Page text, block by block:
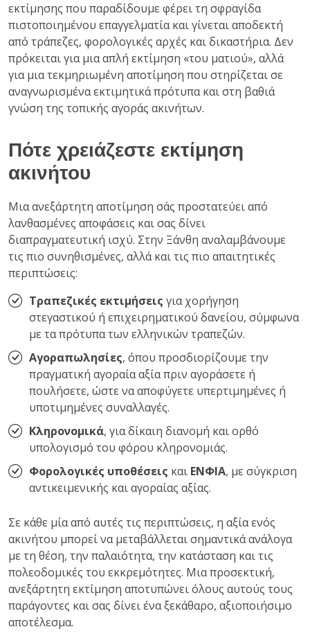
εκτίμησης που παραδίδουμε φέρει τη σφραγίδα
πιστοποιημένου επαγγελματία και γίνεται αποδεκτή
από τράπεζες, φορολογικές αρχές και δικαστήρια. Δεν
πρόκειται για μια απλή εκτίμηση «του ματιού», αλλά
για μια τεκμηριωμένη αποτίμηση που στηρίζεται σε
αναγνωρισμένα εκτιμητικά πρότυπα και στη βαθιά
γνώση της τοπικής αγοράς ακινήτων.
Πότε χρειάζεστε εκτίμηση
ακινήτου
Μια ανεξάρτητη αποτίμηση σάς προστατεύει από
λανθασμένες αποφάσεις και σας δίνει
διαπραγματευτική ισχύ. Στην Ξάνθη αναλαμβάνουμε
τις πιο συνηθισμένες, αλλά και τις πιο απαιτητικές
περιπτώσεις:
Τραπεζικές εκτιμήσεις για χορήγηση
στεγαστικού ή επιχειρηματικού δανείου, σύμφωνα
με τα πρότυπα των ελληνικών τραπεζών.
Αγοραπωλησίες, όπου προσδιορίζουμε την
πραγματική αγοραία αξία πριν αγοράσετε ή
πουλήσετε, ώστε να αποφύγετε υπερτιμημένες ή
υποτιμημένες συναλλαγές.
Κληρονομικά, για δίκαιη διανομή και ορθό
υπολογισμό του φόρου κληρονομιάς.
Φορολογικές υποθέσεις και ΕΝΦΙΑ, με σύγκριση
αντικειμενικής και αγοραίας αξίας.
Σε κάθε μία από αυτές τις περιπτώσεις, η αξία ενός
ακινήτου μπορεί να μεταβάλλεται σημαντικά ανάλογα
με τη θέση, την παλαιότητα, την κατάσταση και τις
πολεοδομικές του εκκρεμότητες. Μια προσεκτική,
ανεξάρτητη εκτίμηση αποτυπώνει όλους αυτούς τους
παράγοντες και σας δίνει ένα ξεκάθαρο, αξιοποιήσιμο
αποτέλεσμα.